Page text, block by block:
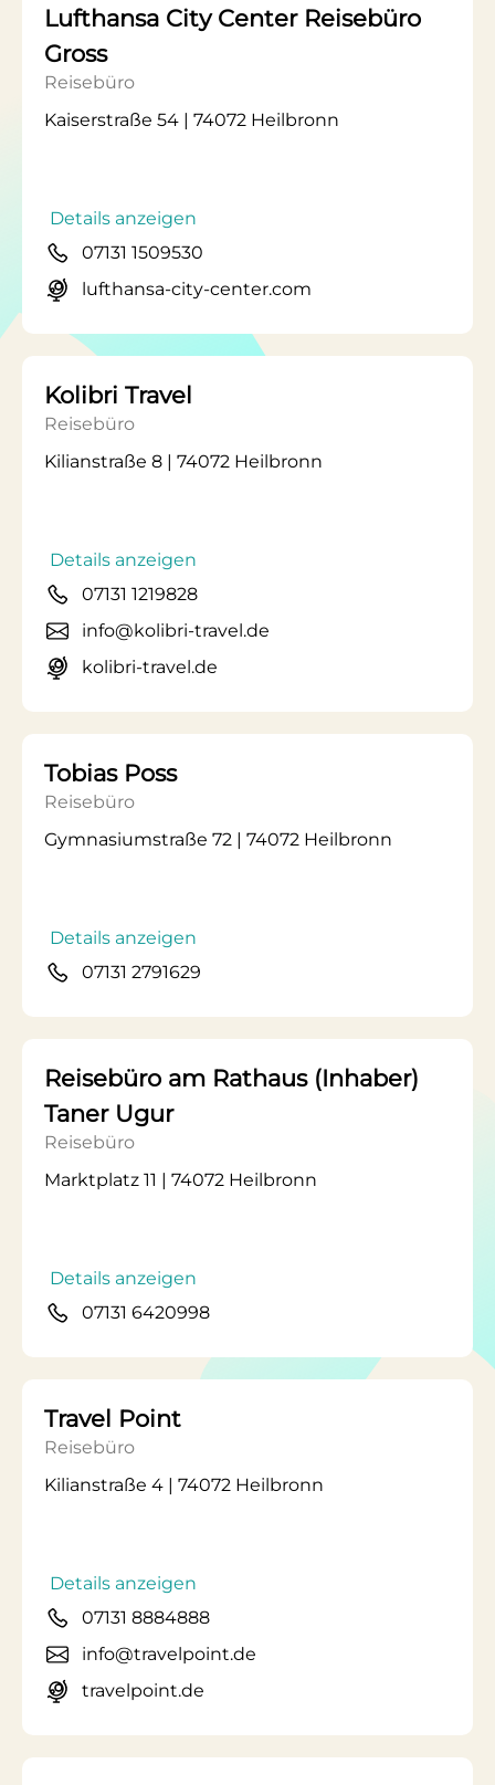
Lufthansa City Center Reisebüro
Gross
Reisebüro
Kaiserstraße 54 | 74072 Heilbronn
Details anzeigen
07131 1509530
lufthansa-city-center.com
Kolibri Travel
Reisebüro
Kilianstraße 8 | 74072 Heilbronn
Details anzeigen
07131 1219828
info@kolibri-travel.de
kolibri-travel.de
Tobias Poss
Reisebüro
Gymnasiumstraße 72 | 74072 Heilbronn
Details anzeigen
07131 2791629
Reisebüro am Rathaus (Inhaber)
Taner Ugur
Reisebüro
Marktplatz 11 | 74072 Heilbronn
Details anzeigen
07131 6420998
Travel Point
Reisebüro
Kilianstraße 4 | 74072 Heilbronn
Details anzeigen
07131 8884888
info@travelpoint.de
travelpoint.de